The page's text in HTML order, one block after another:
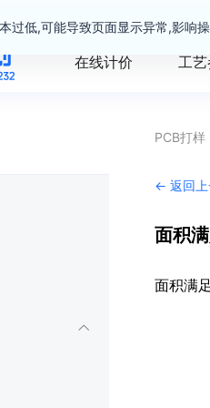
过低,可能导致页面显示异常,影响
在线计价 工
PCB打样
← 返回上
面积
面积满